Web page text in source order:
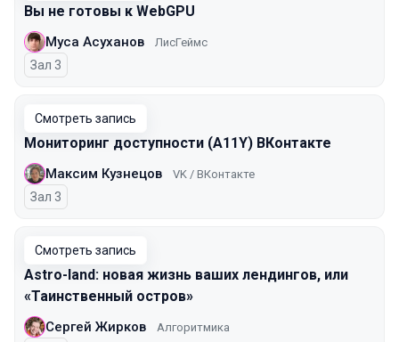
Вы не готовы к WebGPU
Муса Асуханов ЛисГеймс
Зал 3
Смотреть запись
Мониторинг доступности (A11Y) ВКонтакте
Максим Кузнецов VK / ВКонтакте
Зал 3
Смотреть запись
Astro-land: новая жизнь ваших лендингов, или
«Таинственный остров»
Сергей Жирков Алгоритмика